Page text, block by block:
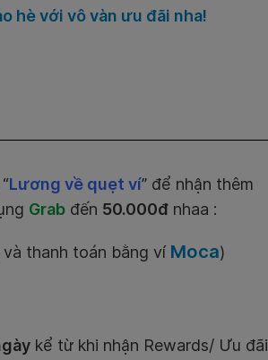
hè với vô vàn ưu đãi nha!
Lương về quẹt ví” để nhận thêm
Grab đến 50.000đ nhaa :
và thanh toán bằng ví Moca)
kể từ khi nhận Rewards/ Ưu đãi